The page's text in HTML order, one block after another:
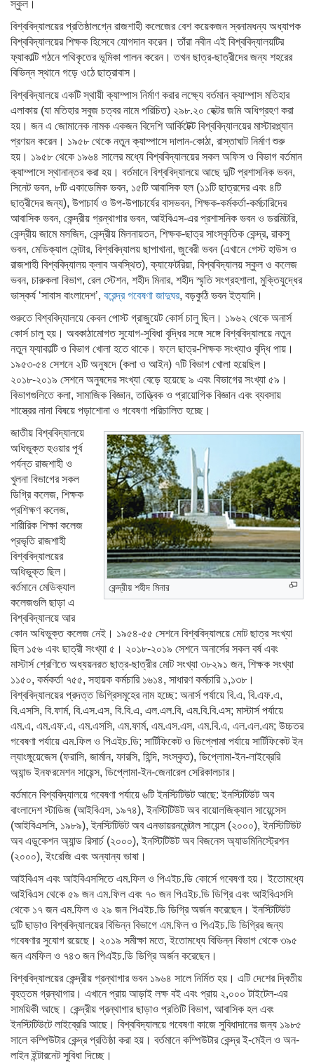
স্কুল।
বিশ্ববিদ্যালয়ের প্রতিষ্ঠালগ্নে রাজশাহী কলেজের বেশ কয়েকজন স্বনামধন্য অধ্যাপক
বিশ্ববিদ্যালয়ের শিক্ষক হিসেবে যোগদান করেন। তাঁরা নবীন এই বিশ্ববিদ্যালয়টির
ফ্যাকাল্টি গঠনে পথিকৃতের ভূমিকা পালন করেন। তখন ছাত্র-ছাত্রীদের জন্য শহরের
বিভিন্ন স্থানে গড়ে ওঠে ছাত্রাবাস।
বিশ্ববিদ্যালয়ে একটি স্থায়ী ক্যাম্পাস নির্মাণ করার লক্ষ্যে বর্তমান ক্যাম্পাস মতিহার
এলাকায় (যা মতিহার সবুজ চত্বর নামে পরিচিত) ২৯৮.২০ হেক্টর জমি অধিগ্রহণ করা
হয়। জন এ জোমানেক নামক একজন বিদেশি আর্কিটেক্ট বিশ্ববিদ্যালয়ের মাস্টারপ্ল্যান
প্রণয়ন করেন। ১৯৫৮ থেকে নতুন ক্যাম্পাসে দালান-কোঠা, রাস্তাঘাট নির্মাণ শুরু
হয়। ১৯৫৮ থেকে ১৯৬৪ সালের মধ্যে বিশ্ববিদ্যালয়ের সকল অফিস ও বিভাগ বর্তমান
ক্যাম্পাসে স্থানান্তর করা হয়। বর্তমানে বিশ্ববিদ্যালয়ে আছে দুটি প্রশাসনিক ভবন,
সিনেট ভবন, ৮টি একাডেমিক ভবন, ১৫টি আবাসিক হল (১১টি ছাত্রদের এবং ৪টি
ছাত্রীদের জন্য), উপাচার্য ও উপ-উপাচার্যের বাসভবন, শিক্ষক-কর্মকর্তা-কর্মচারিদের
আবাসিক ভবন, কেন্দ্রীয় গ্রন্থাগার ভবন, আইবিএস-এর প্রশাসনিক ভবন ও ডরমিটরি,
কেন্দ্রীয় জামে মসজিদ, কেন্দ্রীয় মিলনায়তন, শিক্ষক-ছাত্র সাংস্কৃতিক কেন্দ্র, রাকসু
ভবন, মেডিক্যাল সেন্টার, বিশ্ববিদ্যালয় ছাপাখানা, জুবেরী ভবন (এখানে গেস্ট হাউস ও
রাজশাহী বিশ্ববিদ্যালয় ক্লাব অবস্থিত), ক্যাফেটরিয়া, বিশ্ববিদ্যালয় স্কুল ও কলেজ
ভবন, চারুকলা বিভাগ, রেল স্টেশন, শহীদ মিনার, শহীদ স্মৃতি সংগ্রহশালা, মুক্তিযুদ্ধের
ভাস্কর্য ‘সাবাস বাংলাদেশ’, বরেন্দ্র গবেষণা জাদুঘর, বড়কুঠি ভবন ইত্যাদি।
শুরুতে বিশ্ববিদ্যালয়ে কেবল পোস্ট গ্রাজুয়েট কোর্স চালু ছিল। ১৯৬২ থেকে অনার্স
কোর্স চালু হয়। অবকাঠামোগত সুযোগ-সুবিধা বৃদ্ধির সঙ্গে সঙ্গে বিশ্ববিদ্যালয়ে নতুন
নতুন ফ্যাকাল্টি ও বিভাগ খোলা হতে থাকে। ফলে ছাত্র-শিক্ষক সংখ্যাও বৃদ্ধি পায়।
১৯৫৩-৫৪ সেশনে ২টি অনুষদে (কলা ও আইন) ৭টি বিভাগ খোলা হয়েছিল।
২০১৮-২০১৯ সেশনে অনুষদের সংখ্যা বেড়ে হয়েছে ৯ এবং বিভাগের সংখ্যা ৫৯।
বিভাগগুলিতে কলা, সামাজিক বিজ্ঞান, তাত্ত্বিক ও প্রায়োগিক বিজ্ঞান এবং ব্যবসায়
শাস্ত্রের নানা বিষয়ে পড়াশোনা ও গবেষণা পরিচালিত হচ্ছে।
কেন্দ্রীয় শহীদ মিনার
জাতীয় বিশ্ববিদ্যালয়ে
অধিভুক্ত হওয়ার পূর্ব
পর্যন্ত রাজশাহী ও
খুলনা বিভাগের সকল
ডিগ্রি কলেজ, শিক্ষক
প্রশিক্ষণ কলেজ,
শারীরিক শিক্ষা কলেজ
প্রভৃতি রাজশাহী
বিশ্ববিদ্যালয়ের
অধিভুক্ত ছিল।
বর্তমানে মেডিক্যাল
কলেজগুলি ছাড়া এ
বিশ্ববিদ্যালয়ে আর
কোন অধিভুক্ত কলেজ নেই। ১৯৫৪-৫৫ সেশনে বিশ্ববিদ্যালয়ে মোট ছাত্র সংখ্যা
ছিল ১৫৬ এবং ছাত্রী সংখ্যা ৫। ২০১৮-২০১৯ সেশনে অনার্সের সকল বর্ষ এবং
মাস্টার্স শ্রেণিতে অধ্যয়নরত ছাত্র-ছাত্রীর মোট সংখ্যা ৩৮২৯১ জন, শিক্ষক সংখ্যা
১১৫০, কর্মকর্তা ৭৫৫, সহায়ক কর্মচারি ১৬১৪, সাধারণ কর্মচারি ১,১৩৮।
বিশ্ববিদ্যালয়ের প্রদত্ত ডিগ্রিসমূহের নাম হচ্ছে: অনার্স পর্যায়ে বি.এ, বি.এফ.এ,
বি.এসসি, বি.ফার্ম, বি.এস.এস, বি.বি.এ, এল.এল.বি, এম.বি.বি.এস; মাস্টার্স পর্যায়ে
এম.এ, এম.এফ.এ, এম.এসসি, এম.ফার্ম, এম.এস.এস, এম.বি.এ, এল.এল.এম; উচ্চতর
গবেষণা পর্যায়ে এম.ফিল ও পিএইচ.ডি; সার্টিফিকেট ও ডিপ্লোমা পর্যায়ে সার্টিফিকেট ইন
ল্যাংঙ্গুয়েজেস (ফরাসি, জার্মান, ফারসি, হিন্দি, সংস্কৃত), ডিপ্লোমা-ইন-লাইব্রেরি
অ্যান্ড ইনফরমেশন সায়েন্স, ডিপ্লোমা-ইন-জেনারেল সেরিকালচার।
বর্তমানে বিশ্ববিদ্যালয়ে গবেষণা পর্যায়ে ৬টি ইনস্টিটিউট আছে: ইনস্টিটিউট অব
বাংলাদেশ স্টাডিজ (আইবিএস, ১৯৭৪), ইনস্টিটিউট অব বায়োলজিক্যাল সায়েন্সেস
(আইবিএসসি, ১৯৮৯), ইনস্টিটিউট অব এনভায়রনমেন্টাল সায়েন্স (২০০০), ইনস্টিটিউট
অব এডুকেশন অ্যান্ড রিসার্চ (২০০০), ইনস্টিটিউট অব বিজনেস অ্যাডমিনিস্ট্রেশন
(২০০০), ইংরেজি এবং অন্যান্য ভাষা।
আইবিএস এবং আইবিএসসিতে এম.ফিল ও পিএইচ.ডি কোর্সে গবেষণা হয়। ইতোমধ্যে
আইবিএস থেকে ৫৯ জন এম.ফিল এবং ৭০ জন পিএইচ.ডি ডিগ্রি এবং আইবিএসসি
থেকে ১৭ জন এম.ফিল ও ২৯ জন পিএইচ.ডি ডিগ্রি অর্জন করেছেন। ইনস্টিটিউট
দুটি ছাড়াও বিশ্ববিদ্যালয়ের বিভিন্ন বিভাগে এম.ফিল ও পিএইচ.ডি ডিগ্রির জন্য
গবেষণার সুযোগ রয়েছে। ২০১৯ সমীক্ষা মতে, ইতোমধ্যে বিভিন্ন বিভাগ থেকে ৩৯৫
জন এমফিল ও ৭৪৩ জন পিএইচ.ডি ডিগ্রি অর্জন করেছেন।
বিশ্ববিদ্যালয়ের কেন্দ্রীয় গ্রন্থাগার ভবন ১৯৬৪ সালে নির্মিত হয়। এটি দেশের দ্বিতীয়
বৃহত্তম গ্রন্থাগার। এখানে প্রায় আড়াই লক্ষ বই এবং প্রায় ২,০০০ টাইটেল-এর
সাময়িকী আছে। কেন্দ্রীয় গ্রন্থাগার ছাড়াও প্রতিটি বিভাগ, আবাসিক হল এবং
ইনস্টিটিউটে লাইব্রেরি আছে। বিশ্ববিদ্যালয়ে গবেষণা কাজে সুবিধাদানের জন্য ১৯৮৫
সালে কম্পিউটার কেন্দ্র প্রতিষ্ঠা করা হয়। বর্তমানে কম্পিউটার কেন্দ্র ই-মেইল ও অন-
লাইন ইন্টারনেট সুবিধা দিচ্ছে।